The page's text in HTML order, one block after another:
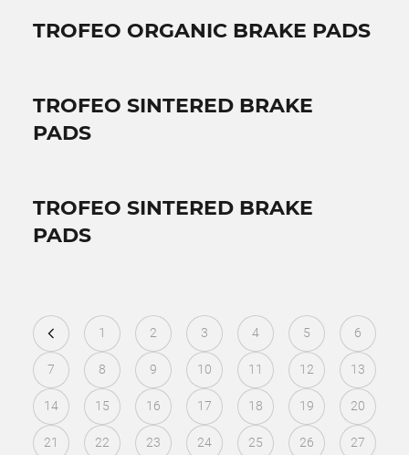
TROFEO ORGANIC BRAKE PADS
TROFEO SINTERED BRAKE
PADS
TROFEO SINTERED BRAKE
PADS
1 2 3 4 5 6
7 8 9 10 11 12 13
14 15 16 17 18 19 20
21 22 23 24 25 26 27